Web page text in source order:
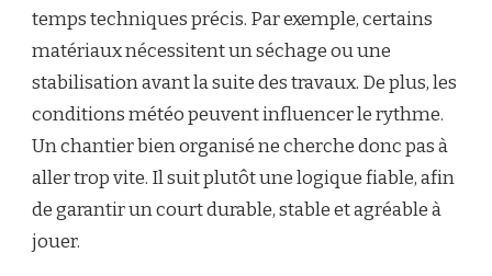
temps techniques précis. Par exemple, certains
matériaux nécessitent un séchage ou une
stabilisation avant la suite des travaux. De plus, les
conditions météo peuvent influencer le rythme.
Un chantier bien organisé ne cherche donc pas à
aller trop vite. Il suit plutôt une logique fiable, afin
de garantir un court durable, stable et agréable à
jouer.